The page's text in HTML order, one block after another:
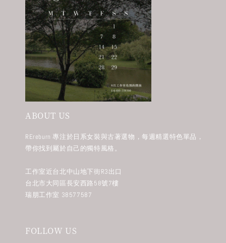
ABOUT US
REreburn 專注於日系女裝與古著選物，每週精選特色單品，
帶你找到屬於自己的獨特風格。
工作室近台北中山地下街R3出口
台北市大同區長安西路58號7樓
瑞朋工作室 38577587
FOLLOW US